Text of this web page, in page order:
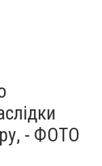
- ФОТО